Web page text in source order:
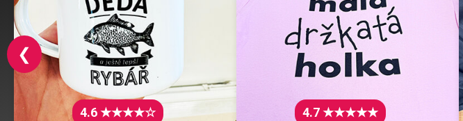
4.6 ★★★★☆ 4.7 ★★★★★
❮